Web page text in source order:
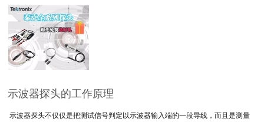
示波器探头的工作原理
示波器探头不仅仅是把测试信号判定以示波器输入端的一段导线，而且是测量